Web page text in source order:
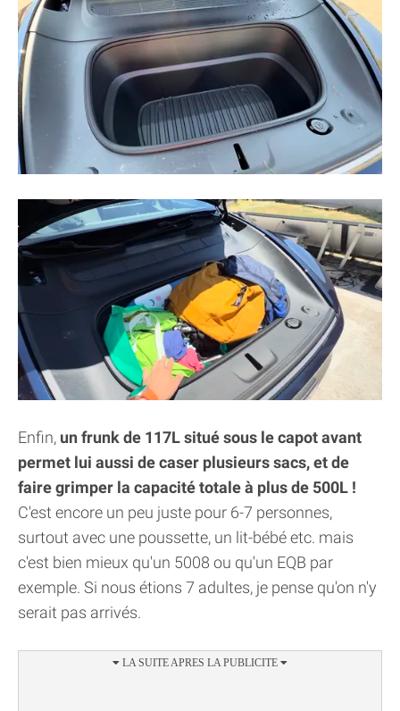
Enfin, un frunk de 117L situé sous le capot avant
permet lui aussi de caser plusieurs sacs, et de
faire grimper la capacité totale à plus de 500L !
C'est encore un peu juste pour 6-7 personnes,
surtout avec une poussette, un lit-bébé etc. mais
c'est bien mieux qu'un 5008 ou qu'un EQB par
exemple. Si nous étions 7 adultes, je pense qu'on n'y
serait pas arrivés.